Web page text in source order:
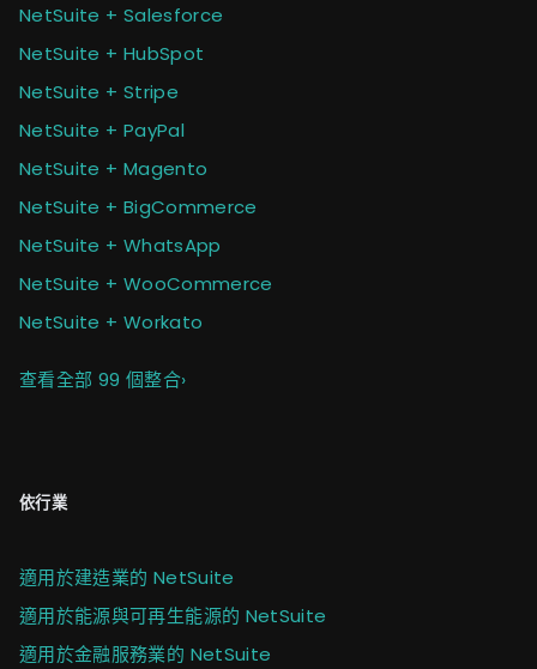
NetSuite + Salesforce
NetSuite + HubSpot
NetSuite + Stripe
NetSuite + PayPal
NetSuite + Magento
NetSuite + BigCommerce
NetSuite + WhatsApp
NetSuite + WooCommerce
NetSuite + Workato
查看全部 99 個整合›
依行業
適用於建造業的 NetSuite
適用於能源與可再生能源的 NetSuite
適用於金融服務業的 NetSuite